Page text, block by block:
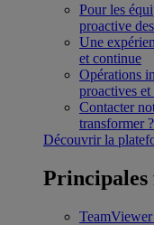
Pour les
proactive
Une
et continue
Opérations
proactives
Contacter
transformer ?
Découvrir la
Principales